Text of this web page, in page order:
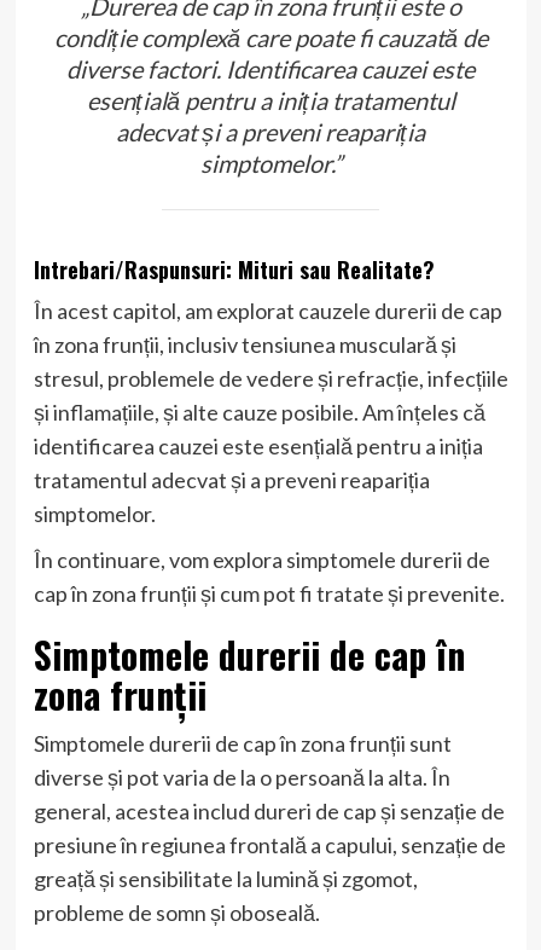
condiție complexă care poate fi cauzată de
diverse factori. Identificarea cauzei este
esențială pentru a iniția tratamentul
adecvat și a preveni reapariția
simptomelor.”
Intrebari/Raspunsuri: Mituri sau Realitate?
În acest capitol, am explorat cauzele durerii de cap
în zona frunții, inclusiv tensiunea musculară și
stresul, problemele de vedere și refracție, infecțiile
și inflamațiile, și alte cauze posibile. Am înțeles că
identificarea cauzei este esențială pentru a iniția
tratamentul adecvat și a preveni reapariția
simptomelor.
În continuare, vom explora simptomele durerii de
cap în zona frunții și cum pot fi tratate și prevenite.
Simptomele durerii de cap în
zona frunții
Simptomele durerii de cap în zona frunții sunt
diverse și pot varia de la o persoană la alta. În
general, acestea includ dureri de cap și senzație de
presiune în regiunea frontală a capului, senzație de
greață și sensibilitate la lumină și zgomot,
probleme de somn și oboseală.